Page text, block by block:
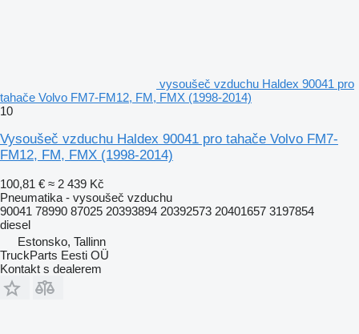
vysoušeč vzduchu Haldex 90041 pro
tahače Volvo FM7-FM12, FM, FMX (1998-2014)
10
Vysoušeč vzduchu Haldex 90041 pro tahače Volvo FM7-
FM12, FM, FMX (1998-2014)
100,81 € ≈ 2 439 Kč
Pneumatika - vysoušeč vzduchu
90041 78990 87025 20393894 20392573 20401657 3197854
diesel
Estonsko, Tallinn
TruckParts Eesti OÜ
Kontakt s dealerem